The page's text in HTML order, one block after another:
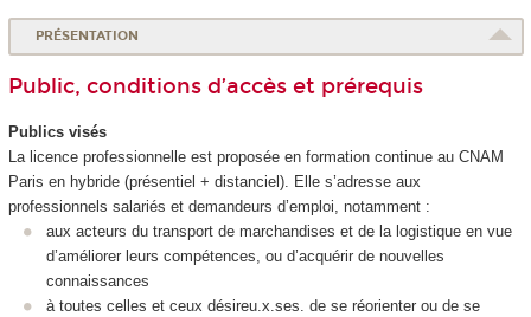
PRÉSENTATION
Public, conditions d’accès et prérequis
Publics visés
La licence professionnelle est proposée en formation continue au CNAM
Paris en hybride (présentiel + distanciel). Elle s’adresse aux
professionnels salariés et demandeurs d’emploi, notamment :
aux acteurs du transport de marchandises et de la logistique en vue
d’améliorer leurs compétences, ou d’acquérir de nouvelles
connaissances
à toutes celles et ceux désireu.x.ses. de se réorienter ou de se